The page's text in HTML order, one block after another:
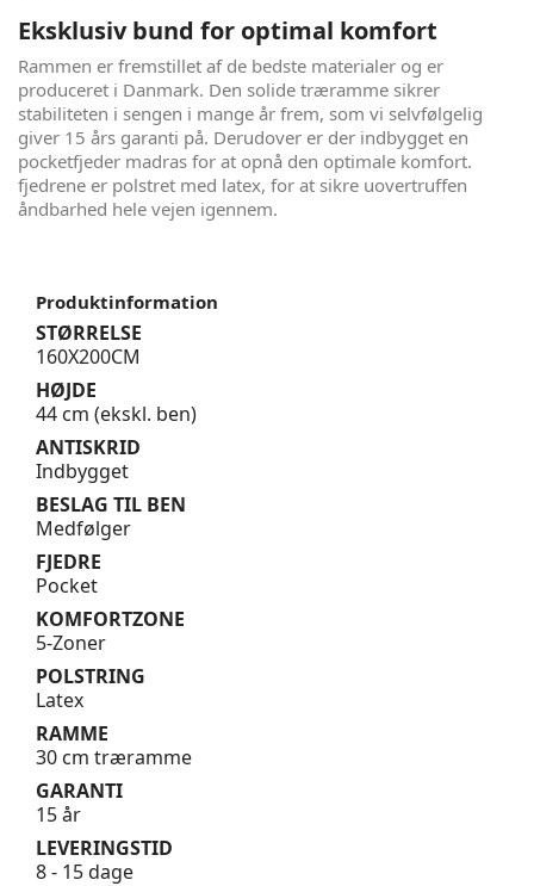
Eksklusiv bund for optimal komfort
Rammen er fremstillet af de bedste materialer og er
produceret i Danmark. Den solide træramme sikrer
stabiliteten i sengen i mange år frem, som vi selvfølgelig
giver 15 års garanti på. Derudover er der indbygget en
pocketfjeder madras for at opnå den optimale komfort.
fjedrene er polstret med latex, for at sikre uovertruffen
åndbarhed hele vejen igennem.
Produktinformation
STØRRELSE
160X200CM
HØJDE
44 cm (ekskl. ben)
ANTISKRID
Indbygget
BESLAG TIL BEN
Medfølger
FJEDRE
Pocket
KOMFORTZONE
5-Zoner
POLSTRING
Latex
RAMME
30 cm træramme
GARANTI
15 år
LEVERINGSTID
8 - 15 dage